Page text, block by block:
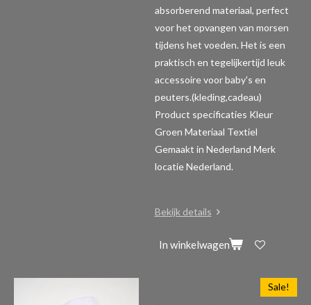
absorberend materiaal, perfect
voor het opvangen van morsen
tijdens het voeden. Het is een
praktisch en tegelijkertijd leuk
accessoire voor baby's en
peuters.(kleding,cadeau)
Product specificaties Kleur
Groen Materiaal Textiel
Gemaakt in Nederland Merk
locatie Nederland.
Bekijk details
In winkelwagen
Sale!